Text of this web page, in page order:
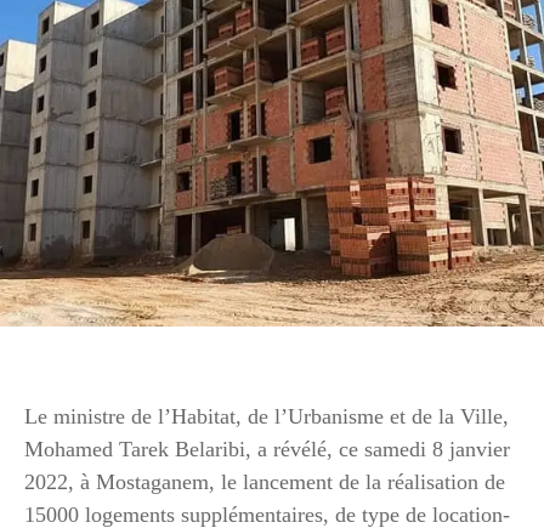
Le ministre de l’Habitat, de l’Urbanisme et de la Ville,
Mohamed Tarek Belaribi, a révélé, ce samedi 8 janvier
2022, à Mostaganem, le lancement de la réalisation de
15000 logements supplémentaires, de type de location-